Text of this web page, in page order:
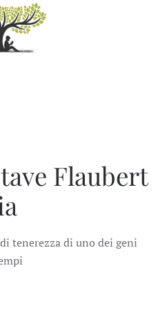
Flaubert
tenerezza di uno dei geni